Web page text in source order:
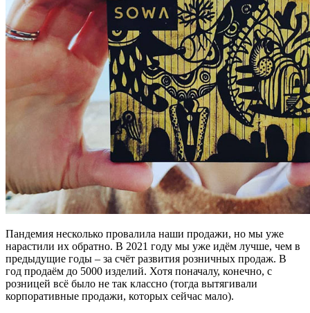
Пандемия несколько провалила наши продажи, но мы уже
нарастили их обратно. В 2021 году мы уже идём лучше, чем в
предыдущие годы – за счёт развития розничных продаж. В
год продаём до 5000 изделий. Хотя поначалу, конечно, с
розницей всё было не так классно (тогда вытягивали
корпоративные продажи, которых сейчас мало).